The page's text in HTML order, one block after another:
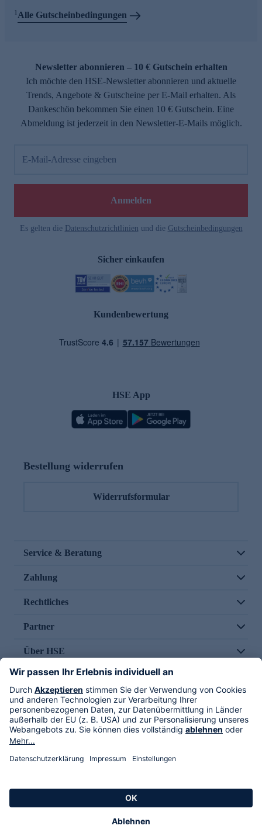
1Alle Gutscheinbedingungen
Newsletter abonnieren – 10 € Gutschein erhalten
Ich möchte den HSE-Newsletter abonnieren und aktuelle
Trends, Angebote & Gutscheine per E-Mail erhalten. Als
Dankeschön bekommen Sie einen 10 € Gutschein. Eine
Abmeldung ist jederzeit in den Newsletter-E-Mails möglich.
E-Mail-Adresse eingeben
Anmelden
Es gelten die Datenschutzrichtlinien und die Gutscheinbedingungen
Sicher einkaufen
Kundenbewertung
HSE App
Bestellung widerrufen
Widerrufsformular
Service & Beratung
Zahlung
Rechtliches
Partner
Über HSE
Im TV
HSE International